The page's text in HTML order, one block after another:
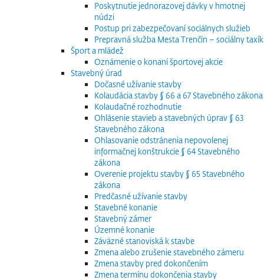
Poskytnutie jednorazovej dávky v hmotnej
núdzi
Postup pri zabezpečovaní sociálnych služieb
Prepravná služba Mesta Trenčín – sociálny taxík
Šport a mládež
Oznámenie o konaní športovej akcie
Stavebný úrad
Dočasné užívanie stavby
Kolaudácia stavby § 66 a 67 Stavebného zákona
Kolaudačné rozhodnutie
Ohlásenie stavieb a stavebných úprav § 63
Stavebného zákona
Ohlasovanie odstránenia nepovolenej
informačnej konštrukcie § 64 Stavebného
zákona
Overenie projektu stavby § 65 Stavebného
zákona
Predčasné užívanie stavby
Stavebné konanie
Stavebný zámer
Územné konanie
Záväzné stanoviská k stavbe
Zmena alebo zrušenie stavebného zámeru
Zmena stavby pred dokončením
Zmena termínu dokončenia stavby